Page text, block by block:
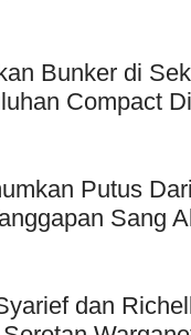
Bunker di
Compact
Putus
Sang
dan